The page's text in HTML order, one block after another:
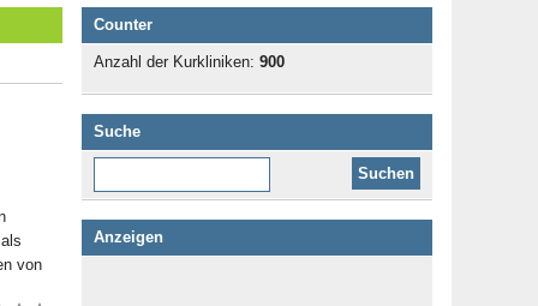
von
Counter
Anzahl der Kurkliniken: 900
Suche
Anzeigen